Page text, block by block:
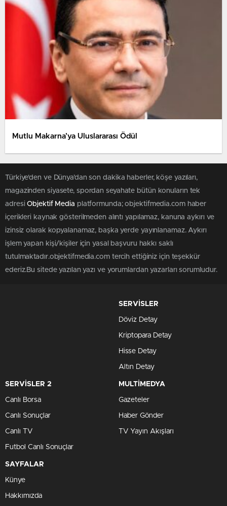
Mutlu Makarna’ya Uluslararası Ödül
Türkiye'den ve Dünya’dan son dakika haberler, köşe yazıları,
magazinden siyasete, spordan seyahate bütün konuların tek
adresiObjektif Media platformunda; objektifmedia.com haber
içerikleri kaynak gösterilmeden alıntı yapılamaz, kanuna aykırı ve
izinsiz olarak kopyalanamaz, başka yerde yayınlanamaz. Aykırı
işlem yapan kişi/kişiler için yasal başvuru hakkı saklı
tutulmaktadır.objektifmedia.com tercih ettiğiniz için teşekkür
ederiz.Bu sitede yazılan yazı ve yorumlardan yazarları sorumludur.
SERVİSLER
Döviz Detay
Kriptopara Detay
Hisse Detay
Altın Detay
SERVİSLER 2
Canlı Borsa
Canlı Sonuçlar
Canlı TV
Futbol Canlı Sonuçlar
MULTİMEDYA
Gazeteler
Haber Gönder
TV Yayın Akışları
SAYFALAR
Künye
Hakkımızda